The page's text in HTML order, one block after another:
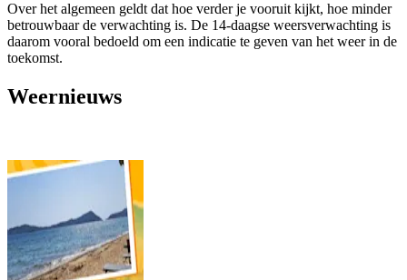
Over het algemeen geldt dat hoe verder je vooruit kijkt, hoe minder
betrouwbaar de verwachting is. De 14-daagse weersverwachting is
daarom vooral bedoeld om een indicatie te geven van het weer in de
toekomst.
Weernieuws